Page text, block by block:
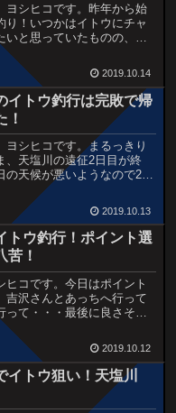
ヨシヒコです。昨年から始
り！いつかはイトウにチャ
いと思っていたものの、こ
フトマスからサケ、十勝川
支笏湖のブラウンなど、釣
ットが多すぎる・・・そん
たらいつまで...
2019.10.14
イトウ釣行は完敗で帰
！
ヨシヒコです。まるっきり
、天塩川の遠征2日目が終
の天候が悪いようなので2日
宅しました。帰宅してから
われて何もする気になれ
とめて報告いたします。
にら...
2019.10.13
トウ釣行！ポイント選
苦！
ヒコです。今日はポイント
吉沢さんとあっちへ行って
って・・・最後に良さそう
見つけることができたの
はそこからスタートしよう
吉沢さんとの会話が弾んで
す。ではまた明...
2019.10.12
イトウ狙い！天塩川